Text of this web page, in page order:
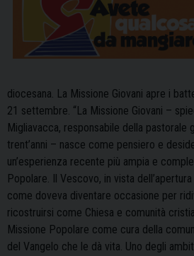
diocesana. La Missione Giovani apre i
21 settembre. “La Missione Giovani –
Migliavacca, responsabile della pastorale
trent’anni – nasce come pensiero e
un’esperienza recente più ampia e
Popolare. Il Vescovo, in vista
come doveva diventare occasione per
ricostruirsi come Chiesa e comunità
Missione Popolare come cura della
del Vangelo che le dà vita. Uno degli